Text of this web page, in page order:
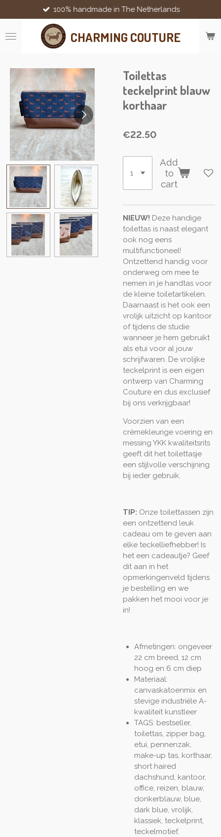
to
main
content
CHARMING COUTURE
100% handmade in The Netherlands
Toilettas
teckelprint blauw
korthaar
€22.50
Add
to
cart
NIEUW! Deze handige
toilettas is naast elegant
ook nog eens
multifunctioneel!
Ontzettend handig voor
onderweg om mee te
nemen in je handtas voor
de kleine toiletartikelen.
Daarnaast is het ook een
vrolijk uitzicht op kantoor
of tijdens de studie
wanneer je hem gebruikt
als etui voor al jouw
schrijfwaren. De vrolijke
teckelprint is een eigen
ontwerp van Charming
Couture en dus exclusief
bij ons verkrijgbaar!
Voorzien van een
crèmekleurige voering en
messing YKK kwaliteitsrits
geeft dit het toilettasje
een stijlvolle verschijning
bij ieder gebruik.
TIP: Onze toilettassen zijn
een ontzettend leuk
cadeau om te geven aan
elke teckelliefhebber! Is
het een cadeautje? Geef
dit aan in het
opmerkingenveld tijdens
je bestelling en we
pakken het mooi voor je
in!
Afmetingen: ongeveer
22 cm breed, 12 cm
hoog en 6 cm diep
Materiaal:
canvaskatoenmix en
stevige industriële A-
kwaliteit kunstleer
TAGS: bestseller,
toilettas, zipper bag,
etui, pennenzak,
make-up tas, korthaar,
short haired
dachshund, kantoor,
office, reizen, blauw,
donkerblauw, blue,
dark blue, vrolijk,
klassiek, teckelprint,
teckelmotief,